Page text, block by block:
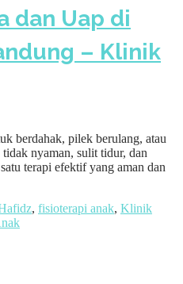
dan Uap di
– Klinik
berdahak, pilek berulang, atau
nyaman, sulit tidur, dan
terapi efektif yang aman dan
, fisioterapi anak, Klinik